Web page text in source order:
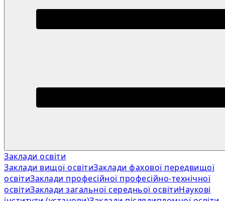
Заклади освіти
Заклади вищої освітиЗаклади фахової передвищої
освітиЗаклади професійної професійно-технічної
освітиЗаклади загальної середньої освітиНаукові